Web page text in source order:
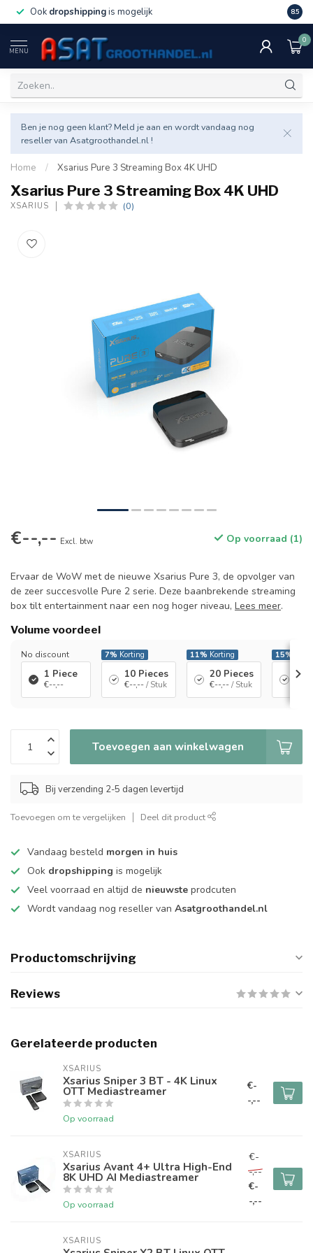
Ook dropshippingis mogelijk Veel
8.5
MENU
0
Ben je nog geen klant? Meld je aan en wordt vandaag nog
reseller van Asatgroothandel.nl !
Home / Xsarius Pure 3 Streaming Box 4K UHD
Xsarius Pure 3 Streaming Box 4K UHD
XSARIUS (0)
€--,-- Excl. btw Op voorraad (1)
Ervaar de WoW met de nieuwe Xsarius Pure 3, de opvolger van
de zeer succesvolle Pure 2 serie. Deze baanbrekende streaming
box tilt entertainment naar een nog hoger niveau, Lees meer.
Volume voordeel
No discount
1 Piece
€--,--
7% Korting
10 Pieces
€--,--/ Stuk
11% Korting
20 Pieces
€--,--/ Stuk
15%
60
Toevoegen aan winkelwagen
Bij verzending 2-5 dagen levertijd
Toevoegen om te vergelijken Deel dit product
Vandaag besteld morgen in huis
Ook dropshipping is mogelijk
Veel voorraad en altijd de nieuwste prodcuten
Wordt vandaag nog reseller van Asatgroothandel.nl
Productomschrijving
Reviews
Gerelateerde producten
XSARIUS
Xsarius Sniper 3 BT - 4K Linux
OTT Mediastreamer
Op voorraad
€-
-,--
XSARIUS
Xsarius Avant 4+ Ultra High-End
8K UHD AI Mediastreamer
Op voorraad
€-
-,--
€-
-,--
XSARIUS